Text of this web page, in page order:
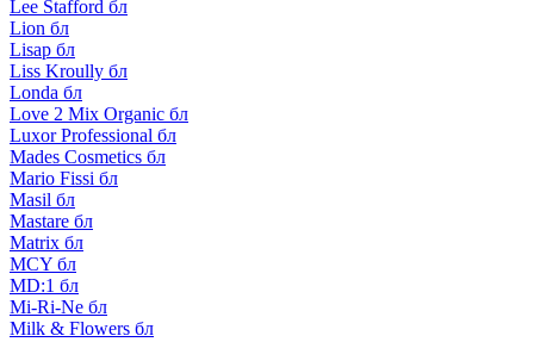
Lee Stafford бл
Lion бл
Lisap бл
Liss Kroully бл
Londa бл
Love 2 Mix Organic бл
Luxor Professional бл
Mades Cosmetics бл
Mario Fissi бл
Masil бл
Mastare бл
Matrix бл
MCY бл
MD:1 бл
Mi-Ri-Ne бл
Milk & Flowers бл